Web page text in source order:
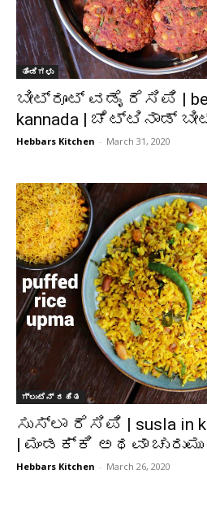
ತಿಂಡಿಗಳು
ಬೀಟ್ರೂಟ್ ವಡೈ ರೆಸಿಪಿ |
kannada | ಚೆಟ್ಟಿನಾಡ್
Hebbars Kitchen - March 31, 2020
ಗ್ಲುಟೆನ್ ರಹಿತ
ಸುಸ್ಲಾ ರೆಸಿಪಿ | susla in
| ಮಂಡಕ್ಕಿ ಅಥವಾ
Hebbars Kitchen - March 26, 2020